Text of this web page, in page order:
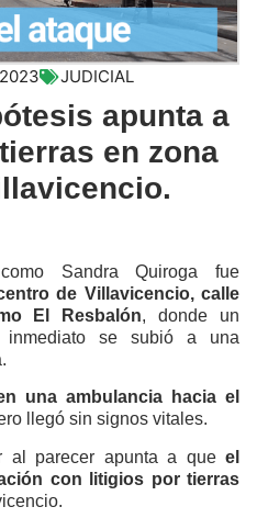
JUDICIAL
apunta a
en zona
Sandra Quiroga fue
de Villavicencio, calle
El Resbalón, donde un
se subió a una
una ambulancia hacia el
llegó sin signos vitales.
al parecer apunta a que el
con litigios por tierras